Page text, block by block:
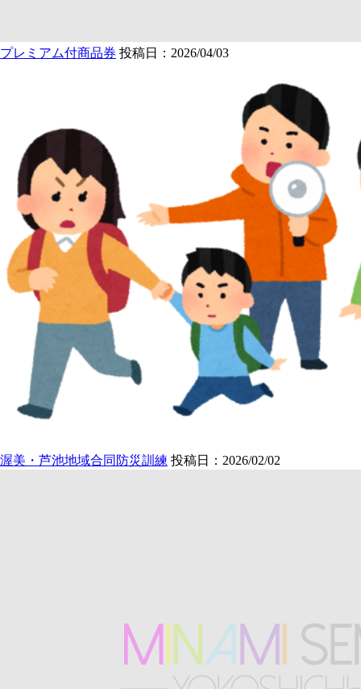
プレミアム付商品券 投稿日：2026/04/03
渥美・芦池地域合同防災訓練 投稿日：2026/02/02